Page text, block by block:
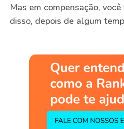
Mas em compensação,
disso, depois de algum